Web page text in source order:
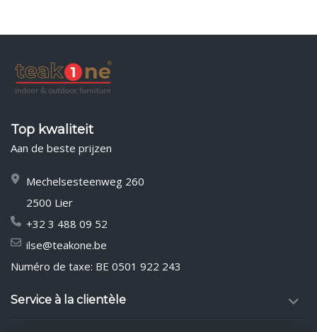
Top kwaliteit
Aan de beste prijzen
Mechelsesteenweg 260
2500 Lier
+32 3 488 09 52
ilse@teakone.be
Numéro de taxe: BE 0501 922 243
Service à la clientèle